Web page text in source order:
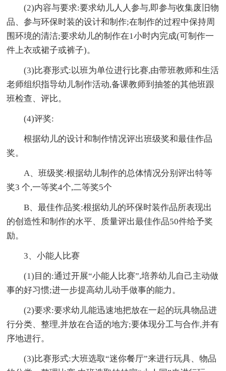
(2)内容与要求:要求幼儿人人参与,即参与收集废旧物
品、参与环保时装的设计和制作;在制作的过程中保持周
围环境的清洁;要求幼儿的制作在1小时内完成(可制作一
件上衣或裙子或裤子)。
(3)比赛形式:以班为单位进行比赛,由带班教师和生活
老师组织指导幼儿制作活动,备课教师到抽签的其他班跟
班检查、评比。
(4)评奖:
根据幼儿的设计和制作情况评出班级奖和最佳作品
奖。
A、班级奖:根据幼儿制作的总体情况分别评出特等
奖3 个,一等奖4个,二等奖5个
B、最佳作品奖:根据幼儿的环保时装作品所表现出
的创造性和制作的水平、质量评出最佳作品50件给予奖
励。
3、小能人比赛
(1)目的:通过开展“小能人比赛”,培养幼儿自己主动做
事的好习惯;进一步提高幼儿动手做事的能力。
(2)要求:要求幼儿能迅速地把放在一起的玩具物品进
行分类、整理,并放在合适的地方;要体现分工与合作,并有
序地进行。
(3)比赛形式:大班选取“迷你餐厅”来进行玩具、物品